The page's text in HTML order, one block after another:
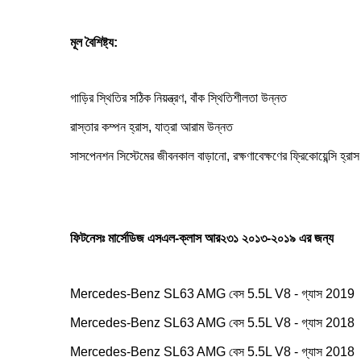
মূল বৈশিষ্ট্য:
গাড়ির স্থিতির সঠিক নিয়ন্ত্রণ, বাঁক স্থিতিশীলতা উন্নত
রাস্তার কম্পন হ্রাস, যাত্রা আরাম উন্নত
সাসপেনশন সিস্টেমের জীবনকাল বাড়ানো, রক্ষণাবেক্ষণের ফ্রিকোয়েন্সি
ফিটনেসঃ মার্সেডিজ এসএল-ক্লাস আর২৩১ ২০১৩-২০১৯ এর জন্য
Mercedes-Benz SL63 AMG বেস 5.5L V8 - গ্যাস 2019
Mercedes-Benz SL63 AMG বেস 5.5L V8 - গ্যাস 2018
Mercedes-Benz SL63 AMG বেস 5.5L V8 - গ্যাস 2018